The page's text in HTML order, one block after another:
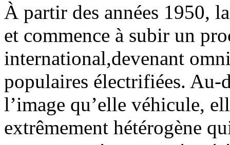
À partir des années 1950,
et commence à subir un
international,devenant
populaires électrifiées. Au-
l’image qu’elle véhicule,
extrêmement hétérogène